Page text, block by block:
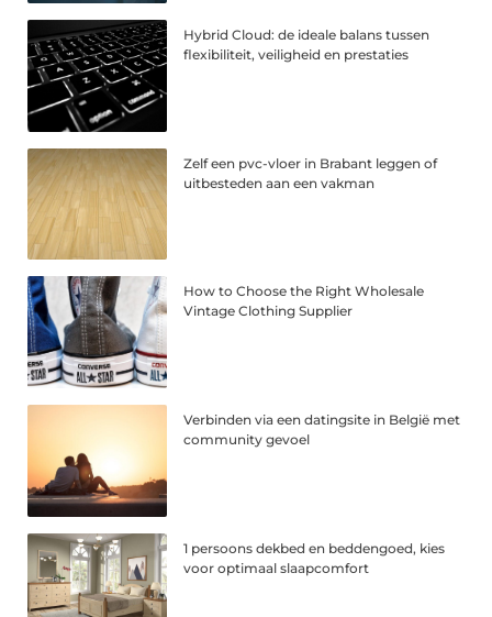
Hybrid Cloud: de ideale balans tussen
flexibiliteit, veiligheid en prestaties
Zelf een pvc-vloer in Brabant leggen of
uitbesteden aan een vakman
How to Choose the Right Wholesale
Vintage Clothing Supplier
Verbinden via een datingsite in België met
community gevoel
1 persoons dekbed en beddengoed, kies
voor optimaal slaapcomfort